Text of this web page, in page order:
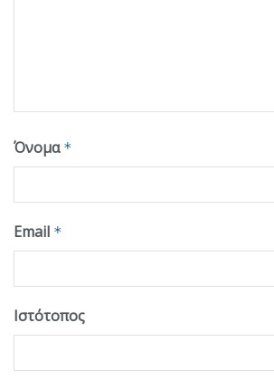
Όνομα *
Email *
Ιστότοπος